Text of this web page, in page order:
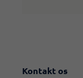
Kontakt os